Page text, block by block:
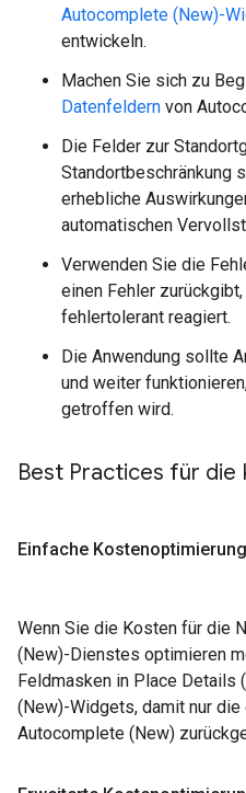
Autocomplete (New)-
entwickeln.
Machen Sie sich zu
Datenfeldern von
Die Felder zur
Standortbeschränkung
erhebliche
automatischen
Verwenden Sie die
einen Fehler
fehlertolerant reagiert.
Die Anwendung sollte
und weiter
getroffen wird.
Best Practices für
Einfache Kostenoptimierung
Wenn Sie die Kosten für die
(New)-Dienstes optimieren
Feldmasken in Place Details
(New)-Widgets, damit nur
Autocomplete (New)